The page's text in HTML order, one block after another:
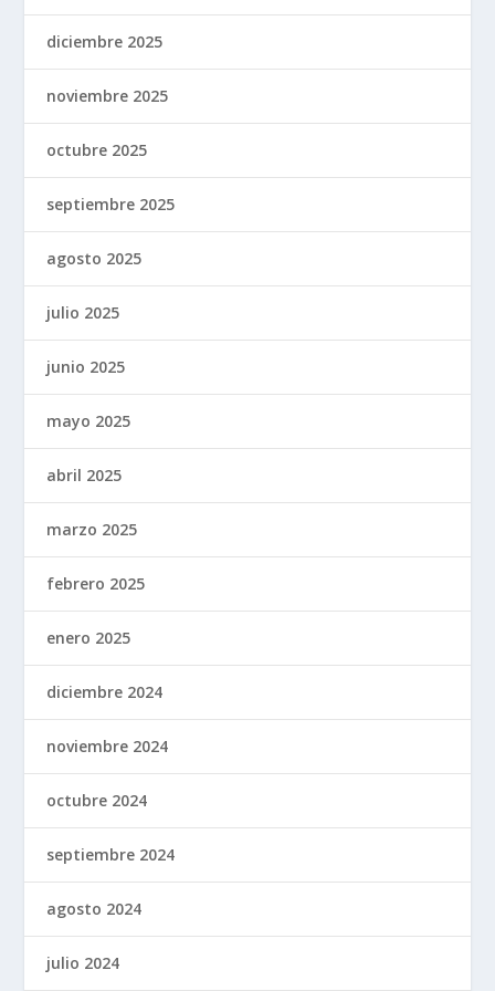
diciembre 2025
noviembre 2025
octubre 2025
septiembre 2025
agosto 2025
julio 2025
junio 2025
mayo 2025
abril 2025
marzo 2025
febrero 2025
enero 2025
diciembre 2024
noviembre 2024
octubre 2024
septiembre 2024
agosto 2024
julio 2024